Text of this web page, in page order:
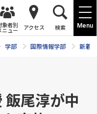
Menu
象者別
ニュー アクセス 検索
学部 国際情報学部 新着
尾淳が中